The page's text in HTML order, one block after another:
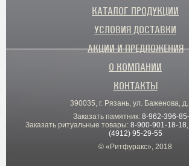
КАТАЛОГ ПРОДУКЦИИ
УСЛОВИЯ ДОСТАВКИ
АКЦИИ И ПРЕДЛОЖЕНИЯ
О КОМПАНИИ
КОНТАКТЫ
390035, г. Рязань, ул. Баженова,
Заказать памятник: 8-962-396-
Заказать ритуальные товары: 8-900-901-18-18,
(4912) 95-29-55
© «Ритфуракс», 2018